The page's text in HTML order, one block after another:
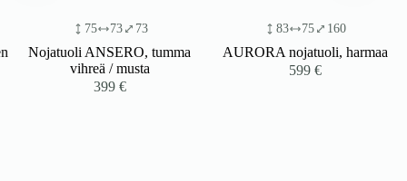
75 73 73
Nojatuoli ANSERO, tumma
vihreä / musta
399€
83 75 160
AURORA nojatuoli, harmaa
599€